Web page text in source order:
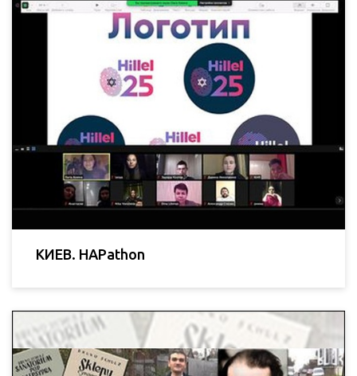
КИЕВ. HAPathon